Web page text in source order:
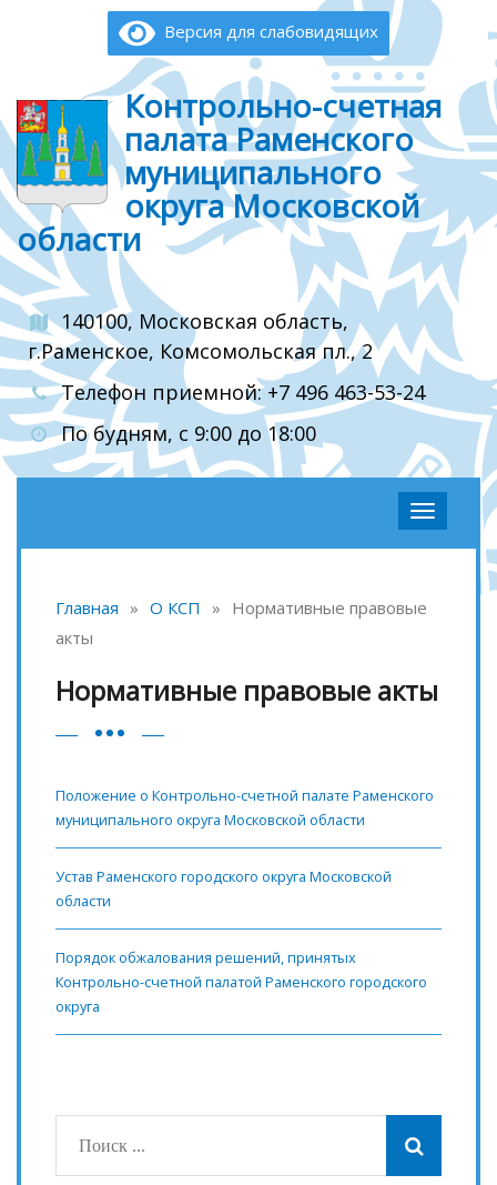
Версия для слабовидящих
Контрольно-счетная
палата Раменского
муниципального
округа Московской
области
140100, Московская область,
г.Раменское, Комсомольская пл., 2
Телефон приемной: +7 496 463-53-24
По будням, с 9:00 до 18:00
Главная » О КСП » Нормативные правовые
акты
Нормативные правовые акты
Положение о Контрольно-счетной палате Раменского
муниципального округа Московской области
Устав Раменского городского округа Московской
области
Порядок обжалования решений, принятых
Контрольно-счетной палатой Раменского городского
округа